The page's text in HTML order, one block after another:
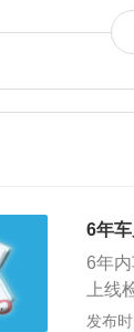
6年
6年
上线
者交
发布